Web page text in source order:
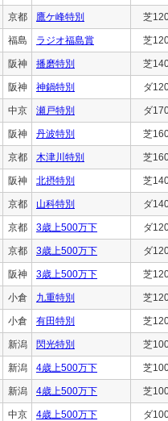
京都 鷹ケ峰特別 芝
福島 ラジオ福島賞 芝
阪神 播磨特別 芝
阪神 神鍋特別 ダ
中京 瀬戸特別 ダ
阪神 丹波特別 芝
京都 木津川特別 芝
阪神 北摂特別 芝
京都 山科特別 ダ
京都 3歳上500万下 ダ
京都 3歳上500万下 ダ
阪神 3歳上500万下 芝
小倉 九重特別 芝
小倉 有田特別 芝
新潟 閃光特別 芝
新潟 4歳上500万下 芝
新潟 4歳上500万下 芝
中京 4歳上500万下 ダ